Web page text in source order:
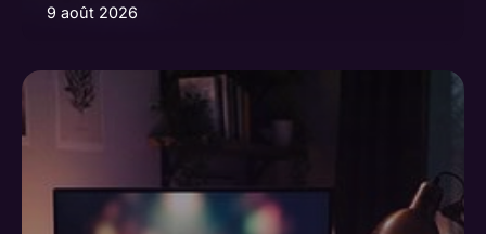
9 août 2026